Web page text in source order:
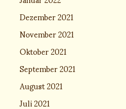
Dezember 2021
November 2021
Oktober 2021
September 2021
August 2021
Juli 2021